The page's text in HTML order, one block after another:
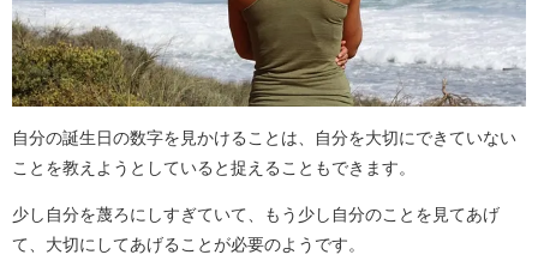
自分の誕生日の数字を見かけることは、自分を大切にできていない
ことを教えようとしていると捉えることもできます。
少し自分を蔑ろにしすぎていて、もう少し自分のことを見てあげ
て、大切にしてあげることが必要のようです。